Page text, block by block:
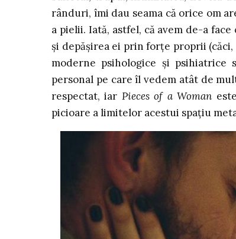
rânduri, îmi dau seama că orice om
a pielii. Iată, astfel, că avem de-a
și depășirea ei prin forțe proprii
moderne psihologice și
personal pe care îl vedem atât de
respectat, iar Pieces of a Woman
picioare a limitelor acestui spațiu